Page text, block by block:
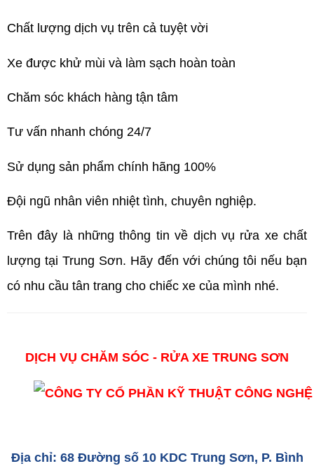
Chất lượng dịch vụ trên cả tuyệt vời
Xe được khử mùi và làm sạch hoàn toàn
Chăm sóc khách hàng tận tâm
Tư vấn nhanh chóng 24/7
Sử dụng sản phẩm chính hãng 100%
Đội ngũ nhân viên nhiệt tình, chuyên nghiệp.
Trên đây là những thông tin về dịch vụ rửa xe chất
lượng tại Trung Sơn. Hãy đến với chúng tôi nếu bạn
có nhu cầu tân trang cho chiếc xe của mình nhé.
DỊCH VỤ CHĂM SÓC - RỬA XE TRUNG SƠN
Địa chỉ: 68 Đường số 10 KDC Trung Sơn, P. Bình